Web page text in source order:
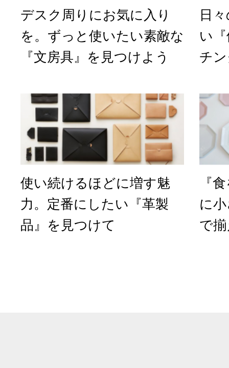
デスク周りにお気に入り
を。ずっと使いたい素敵な
『文房具』を見つけよう
日
い
チ
使い続けるほどに増す魅
力。定番にしたい『革製
品』を見つけて
『
に
で